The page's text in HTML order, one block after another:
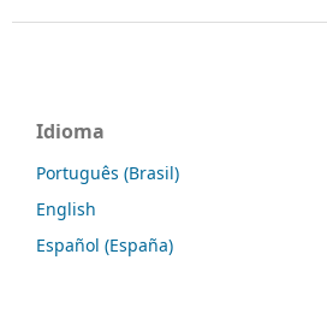
Idioma
Português (Brasil)
English
Español (España)